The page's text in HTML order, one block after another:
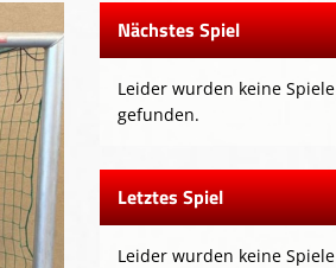
Nächstes Spiel
Leider wurden keine Spiele
gefunden.
Letztes Spiel
Leider wurden keine Spiele